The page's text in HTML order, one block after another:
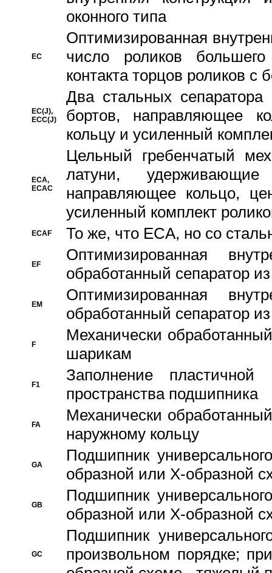
оконного типа
EC
Oптимизированная
число роликов
контакта торцов роликов с
EC(J),
ECC(J)
Два стальных сепаратора
бортов, направляющее
кольцу и усиленный
ECA,
ECAC
Цельный гребенчатый
латуни,
направляющее кольцо,
усиленный комплект
ECAF То же, что ECA, но со
EF
Оптимизированная
обработанный сепаратор
EM
Оптимизированная
обработанный сепаратор
F
Механически
шарикам
F1
Заполнение
пространства подшипника
FA
Механически
наружному кольцу
GA
Подшипник
образной или Х-образной
GB
Подшипник
образной или Х-образной
GC
Подшипник
произвольном порядке;